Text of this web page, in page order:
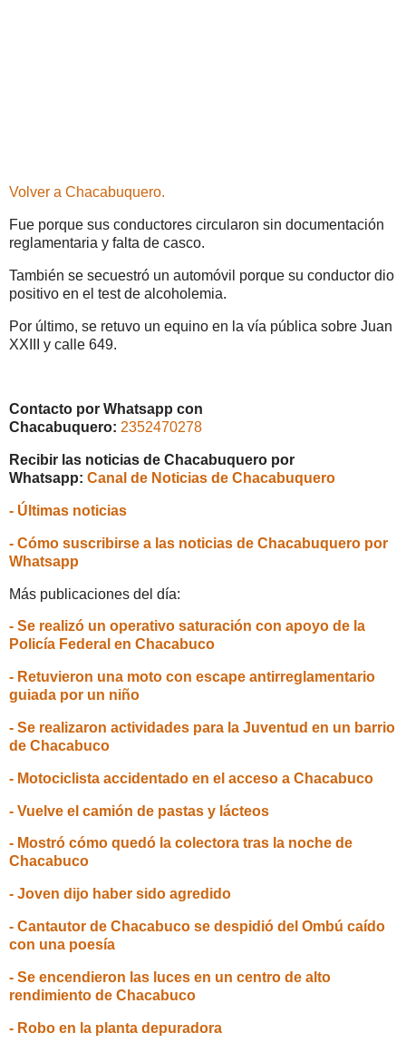
Volver a Chacabuquero.
Fue porque sus conductores circularon sin documentación
reglamentaria y falta de casco.
También se secuestró un automóvil porque su conductor dio
positivo en el test de alcoholemia.
Por último, se retuvo un equino en la vía pública sobre Juan
XXIII y calle 649.
Contacto por Whatsapp con
Chacabuquero: 2352470278
Recibir las noticias de Chacabuquero por
Whatsapp: Canal de Noticias de Chacabuquero
- Últimas noticias
- Cómo suscribirse a las noticias de Chacabuquero por
Whatsapp
Más publicaciones del día:
- Se realizó un operativo saturación con apoyo de la
Policía Federal en Chacabuco
- Retuvieron una moto con escape antirreglamentario
guiada por un niño
- Se realizaron actividades para la Juventud en un barrio
de Chacabuco
- Motociclista accidentado en el acceso a Chacabuco
- Vuelve el camión de pastas y lácteos
- Mostró cómo quedó la colectora tras la noche de
Chacabuco
- Joven dijo haber sido agredido
- Cantautor de Chacabuco se despidió del Ombú caído
con una poesía
- Se encendieron las luces en un centro de alto
rendimiento de Chacabuco
- Robo en la planta depuradora